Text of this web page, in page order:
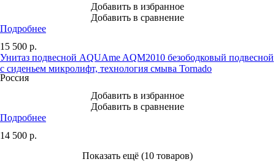
Добавить в избранное
Добавить в сравнение
Подробнее
15 500 р.
Унитаз подвесной AQUAme AQM2010 безободковый подвесной
с сиденьем микролифт, технология смыва Tornado
Россия
Добавить в избранное
Добавить в сравнение
Подробнее
14 500 р.
Показать ещё (10 товаров)